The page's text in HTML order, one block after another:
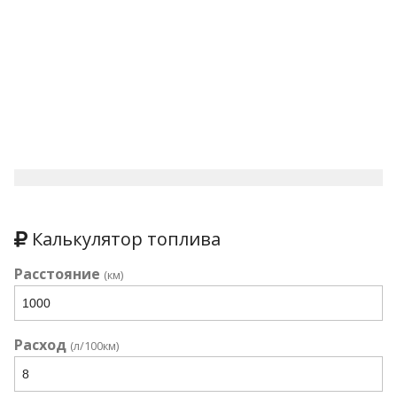
Калькулятор топлива
Расстояние (км)
Расход (л/100км)